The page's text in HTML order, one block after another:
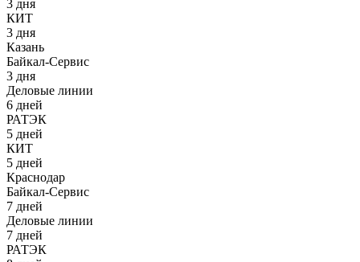
3 дня
КИТ
3 дня
Казань
Байкал-Сервис
3 дня
Деловые линии
6 дней
РАТЭК
5 дней
КИТ
5 дней
Краснодар
Байкал-Сервис
7 дней
Деловые линии
7 дней
РАТЭК